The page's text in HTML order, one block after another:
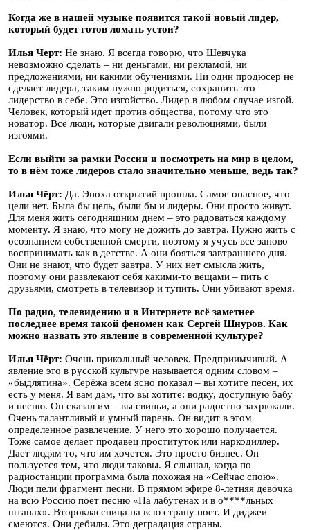
Когда же в нашей музыке появится такой новый лидер,
который будет готов ломать устои?
Илья Черт: Не знаю. Я всегда говорю, что Шевчука
невозможно сделать – ни деньгами, ни рекламой, ни
предложениями, ни какими обучениями. Ни один продюсер не
сделает лидера, таким нужно родиться, сохранить это
лидерство в себе. Это изгойство. Лидер в любом случае изгой.
Человек, который идет против общества, потому что это
новатор. Все люди, которые двигали революциями, были
изгоями.
Если выйти за рамки России и посмотреть на мир в целом,
то в нём тоже лидеров стало значительно меньше, ведь так?
Илья Чёрт: Да. Эпоха открытий прошла. Самое опасное, что
цели нет. Была бы цель, были бы и лидеры. Они просто живут.
Для меня жить сегодняшним днем – это радоваться каждому
моменту. Я знаю, что могу не дожить до завтра. Нужно жить с
осознанием собственной смерти, поэтому я учусь все заново
воспринимать как в детстве. А они бояться завтрашнего дня.
Они не знают, что будет завтра. У них нет смысла жить,
поэтому они развлекают себя какими-то вещами – пить с
друзьями, смотреть в телевизор и тупить. Они убивают время.
По радио, телевидению и в Интернете всё заметнее
последнее время такой феномен как Сергей Шнуров. Как
можно назвать это явление в современной культуре?
Илья Чёрт: Очень прикольный человек. Предприимчивый. А
явление это в русской культуре называется одним словом –
«быдлятина». Серёжа всем ясно показал – вы хотите песен, их
есть у меня. Я вам дам, что вы хотите: водку, доступную бабу
и песню. Он сказал им – вы свиньи, а они радостно захрюкали.
Очень талантливый и умный парень. Он видит в этом
определенное развлечение. У него это хорошо получается.
Тоже самое делает продавец проституток или наркодиллер.
Дает людям то, что им хочется. Это просто бизнес. Он
пользуется тем, что люди таковы. Я слышал, когда по
радиостанции программа была похожая на «Сейчас спою».
Люди пели фрагмент песни. В прямом эфире 8-летняя девочка
на всю Россию поет песню «На лабутенах и в о****льных
штанах». Второклассница на всю страну поет. И диджеи
смеются. Они дебилы. Это деградация страны.